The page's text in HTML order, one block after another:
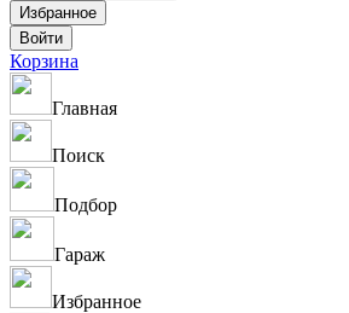
Корзина
Главная
Поиск
Подбор
Гараж
Избранное